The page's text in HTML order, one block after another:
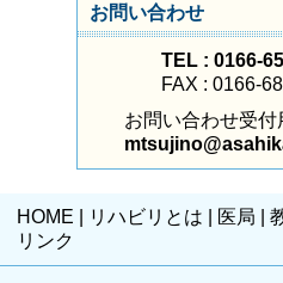
お問い合わせ
TEL : 0166-
FAX : 0166-
お問い合わせ受付
HOME リハビリとは 医局
リンク